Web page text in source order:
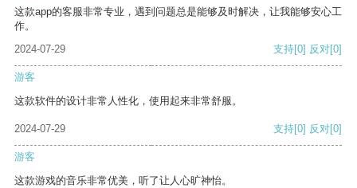
这款app的客服非常专业，遇到问题总是能够及时解决，让我能够安心工
作。
2024-07-29
支持[0] 反对[0]
游客
这款软件的设计非常人性化，使用起来非常舒服。
2024-07-29 支持[0] 反对[0]
游客
这款游戏的音乐非常优美，听了让人心旷神怡。